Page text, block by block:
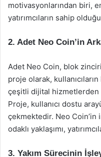
motivasyonlarından biri,
yatırımcıların sahip
2. Adet Neo Coin’in
Adet Neo Coin, blok
proje olarak,
çeşitli dijital hizmetlerden
Proje, kullanıcı dostu
çekmektedir. Neo
odaklı yaklaşımı,
3. Yakım Sürecinin